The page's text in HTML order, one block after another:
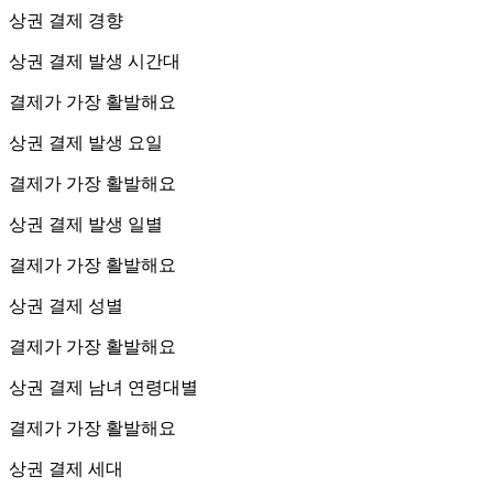
상권 결제 경향
상권 결제 발생 시간대
결제가 가장 활발해요
상권 결제 발생 요일
결제가 가장 활발해요
상권 결제 발생 일별
결제가 가장 활발해요
상권 결제 성별
결제가 가장 활발해요
상권 결제 남녀 연령대별
결제가 가장 활발해요
상권 결제 세대